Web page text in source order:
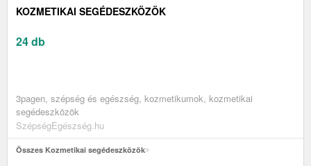
KOZMETIKAI SEGÉDESZKÖZÖK
24 db
3pagen, szépség és egészség, kozmetikumok, kozmetikai
segédeszközök
SzépségEgészség.hu
Összes Kozmetikai segédeszközök